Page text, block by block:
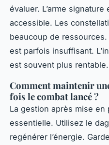
évaluer. L’arme
accessible. Les
beaucoup de
est parfois insuffisant.
est souvent plus rentable.
Comment maintenir
fois le combat lancé ?
La gestion après mise
essentielle. Utilisez le
regénérer l’énergie.